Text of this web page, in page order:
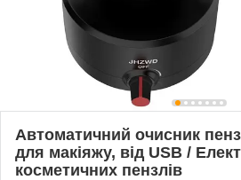
Автоматичний очисник
для макіяжу, від USB /
косметичних пензлів